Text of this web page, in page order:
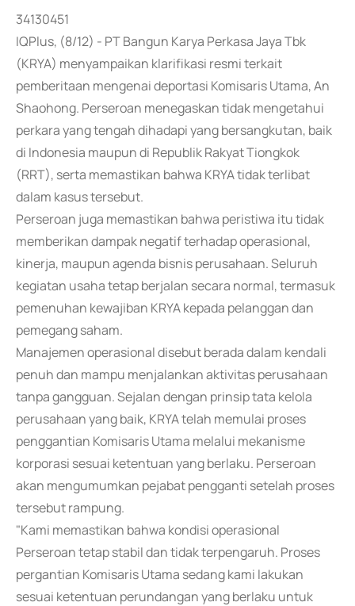
34130451
IQPlus, (8/12) - PT Bangun Karya Perkasa Jaya Tbk
(KRYA) menyampaikan klarifikasi resmi terkait
pemberitaan mengenai deportasi Komisaris Utama, An
Shaohong. Perseroan menegaskan tidak mengetahui
perkara yang tengah dihadapi yang bersangkutan, baik
di Indonesia maupun di Republik Rakyat Tiongkok
(RRT), serta memastikan bahwa KRYA tidak terlibat
dalam kasus tersebut.
Perseroan juga memastikan bahwa peristiwa itu tidak
memberikan dampak negatif terhadap operasional,
kinerja, maupun agenda bisnis perusahaan. Seluruh
kegiatan usaha tetap berjalan secara normal, termasuk
pemenuhan kewajiban KRYA kepada pelanggan dan
pemegang saham.
Manajemen operasional disebut berada dalam kendali
penuh dan mampu menjalankan aktivitas perusahaan
tanpa gangguan. Sejalan dengan prinsip tata kelola
perusahaan yang baik, KRYA telah memulai proses
penggantian Komisaris Utama melalui mekanisme
korporasi sesuai ketentuan yang berlaku. Perseroan
akan mengumumkan pejabat pengganti setelah proses
tersebut rampung.
"Kami memastikan bahwa kondisi operasional
Perseroan tetap stabil dan tidak terpengaruh. Proses
pergantian Komisaris Utama sedang kami lakukan
sesuai ketentuan perundangan yang berlaku untuk